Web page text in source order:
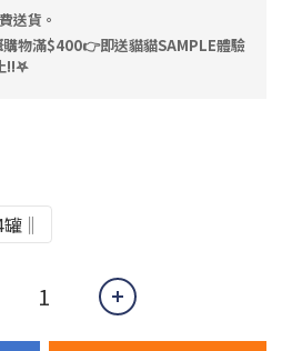
送貨。
物滿$400👉即送貓貓SAMPLE體驗
!!𖤐
‖